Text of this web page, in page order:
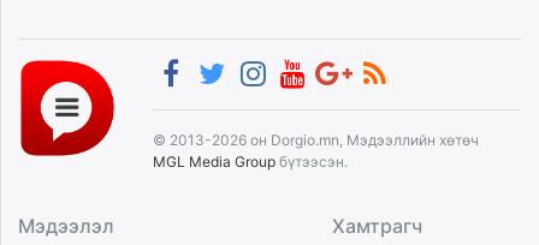
© 2013-2026 он Dorgio.mn, Мэдээллийн хөтөч
MGL Media Group бүтээсэн.
Мэдээлэл Хамтрагч